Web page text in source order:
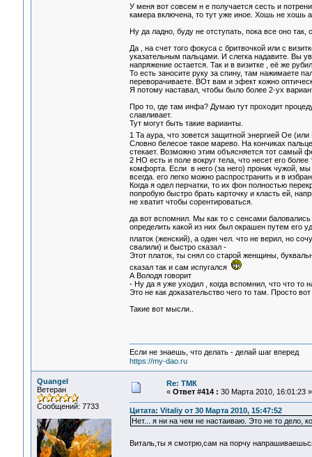
У меня вот совсем н е получается сесть и
камера включена, то тут уже иное. Хошь не хошь
Ну да ладно, буду не отступать, пока все оно так,
Да , на счет того фокуса с бритвочкой или с
указательным пальцами. И слегка надавите. Вы
напряжение остается. Так и в визитке , её же
То есть заносите руку за спину, там нажимаете
переворачиваете. ВОт вам и эфект кожно
Я потому наставал, чтобы было более 2-ух
Про то, где там инфа? Думаю тут проходит
славливает.
Тут могут быть такие варианты.
1 Та аура, что зовется защитной энергией Ое
Словно белесое такое марево. На кончиках
стекает. Возможно этим объясняется тот самый
2 НО есть и поле вокруг тела, что несет его
комфорта. Если в него (за него) проник чужой,
всегда. его легко можно распространить и в
Когда я одел перчатки, то их фон полностью
попробую быстро брать карточку и класть ей,
не хватит чтобы сорентироваться.
да вот вспомнил. Мы как то с сенсами
определить какой из них был окрашен путем его
платок (женский), а один чел. что не верил, но
свалили) и быстро сказал -
Этот платок, ты снял со старой женщины,
сказал так и сам испугался
А Володя говорит
- Ну да я уже уходил , когда вспомнил, что что то
Это не как доказательство чего то там. Просто вот
Такие вот мысли..
Если не знаешь, что делать - делай шаг вперед
https://my-dao.ru
Quangel
Ветеран
Сообщений: 7733
Re: ТМК
« Ответ #414 : 30 Марта 2010, 16:01:23 »
Цитата: Vitaliy от 30 Марта 2010, 15:47:52
Нет... я ни на чем не настаиваю. Это не то дело,
Виталь,ты я смотрю,сам на порчу